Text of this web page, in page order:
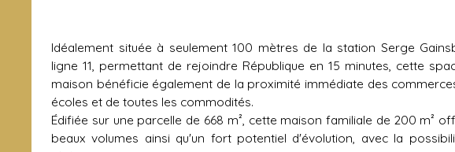
Idéalement située à seulement 100 mètres de la station Serge
ligne 11, permettant de rejoindre République en 15 minutes, cette
maison bénéficie également de la proximité immédiate des
écoles et de toutes les commodités.
Édifiée sur une parcelle de 668 m², cette maison familiale de 200 m²
beaux volumes ainsi qu'un fort potentiel d'évolution, avec la